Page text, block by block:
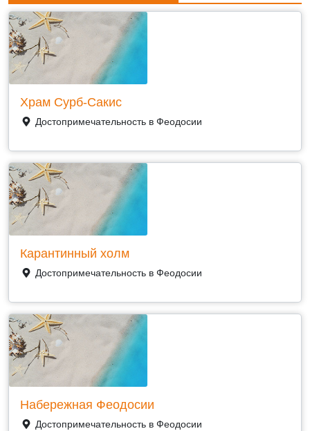
Храм Сурб-Сакис
Достопримечательность в Феодосии
Карантинный холм
Достопримечательность в Феодосии
Набережная Феодосии
Достопримечательность в Феодосии